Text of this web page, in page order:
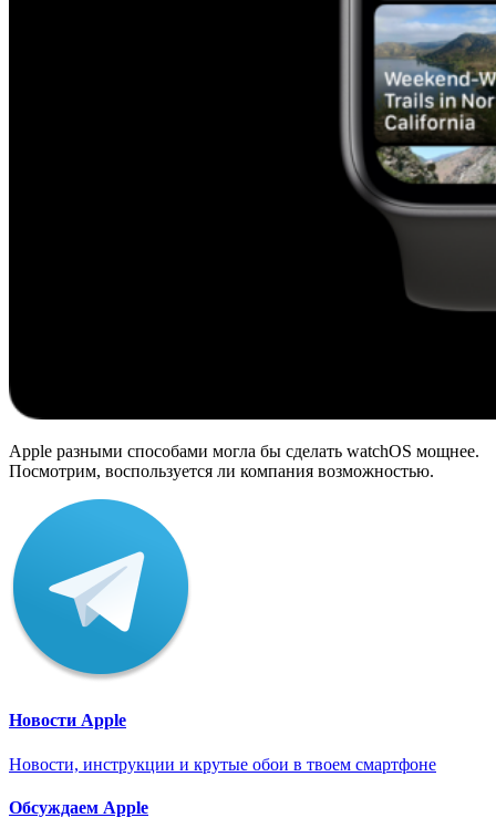
Apple разными способами могла бы сделать watchOS мощнее.
Посмотрим, воспользуется ли компания возможностью.
Новости Apple
Новости, инструкции и крутые обои в твоем смартфоне
Обсуждаем Apple